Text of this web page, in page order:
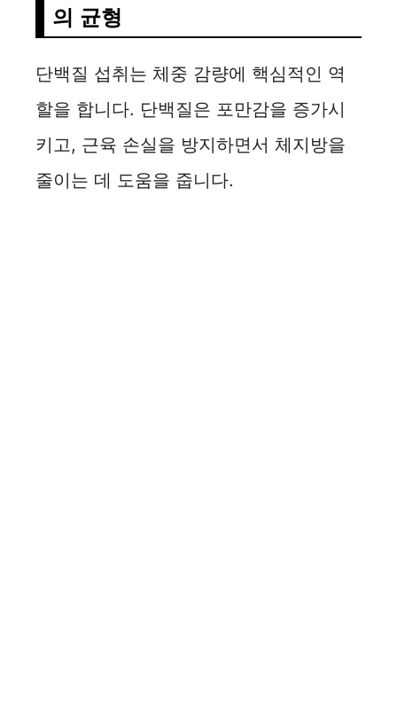
의 균형
단백질 섭취는 체중 감량에 핵심적인 역
할을 합니다. 단백질은 포만감을 증가시
키고, 근육 손실을 방지하면서 체지방을
줄이는 데 도움을 줍니다.